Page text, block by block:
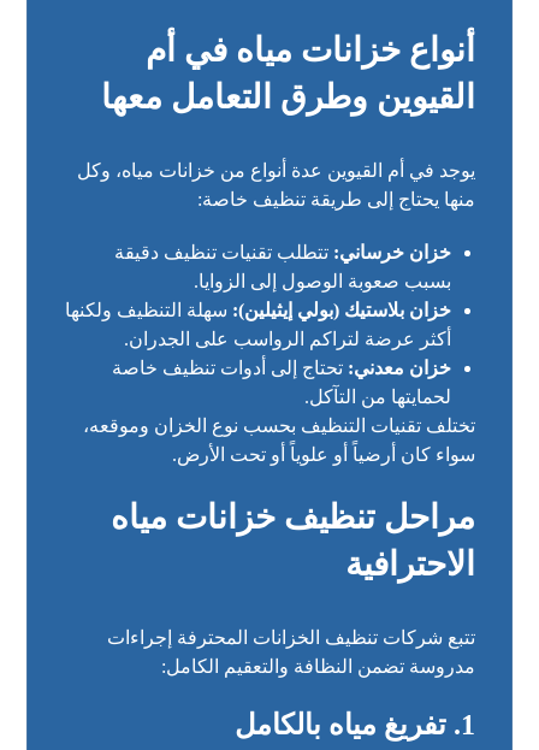
أنواع خزانات مياه في أم
القيوين وطرق التعامل معها
يوجد في أم القيوين عدة أنواع من خزانات مياه، وكل
منها يحتاج إلى طريقة تنظيف خاصة:
خزان خرساني: تتطلب تقنيات تنظيف دقيقة
بسبب صعوبة الوصول إلى الزوايا.
خزان بلاستيك (بولي إيثيلين): سهلة التنظيف ولكنها
أكثر عرضة لتراكم الرواسب على الجدران.
خزان معدني: تحتاج إلى أدوات تنظيف خاصة
لحمايتها من التآكل.
تختلف تقنيات التنظيف بحسب نوع الخزان وموقعه،
سواء كان أرضياً أو علوياً أو تحت الأرض.
مراحل تنظيف خزانات مياه
الاحترافية
تتبع شركات تنظيف الخزانات المحترفة إجراءات
مدروسة تضمن النظافة والتعقيم الكامل:
1. تفريغ مياه بالكامل